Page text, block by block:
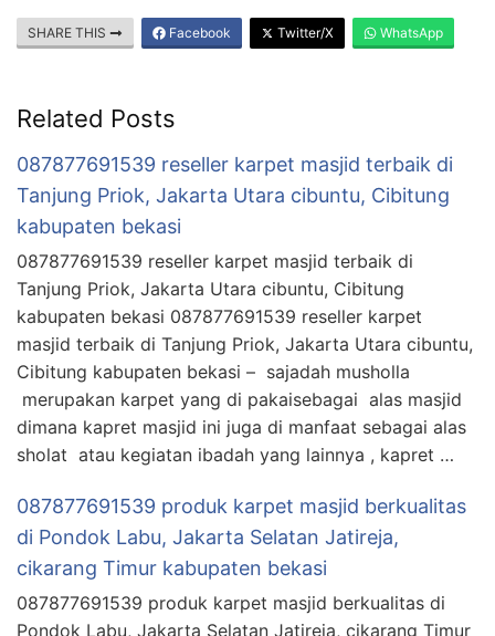
SHARE THIS Facebook Twitter/X WhatsApp
Related Posts
087877691539 reseller karpet masjid terbaik di
Tanjung Priok, Jakarta Utara cibuntu, Cibitung
kabupaten bekasi
087877691539 reseller karpet masjid terbaik di
Tanjung Priok, Jakarta Utara cibuntu, Cibitung
kabupaten bekasi 087877691539 reseller karpet
masjid terbaik di Tanjung Priok, Jakarta Utara cibuntu,
Cibitung kabupaten bekasi – sajadah musholla
merupakan karpet yang di pakaisebagai alas masjid
dimana kapret masjid ini juga di manfaat sebagai alas
sholat atau kegiatan ibadah yang lainnya , kapret …
087877691539 produk karpet masjid berkualitas
di Pondok Labu, Jakarta Selatan Jatireja,
cikarang Timur kabupaten bekasi
087877691539 produk karpet masjid berkualitas di
Pondok Labu, Jakarta Selatan Jatireja, cikarang Timur